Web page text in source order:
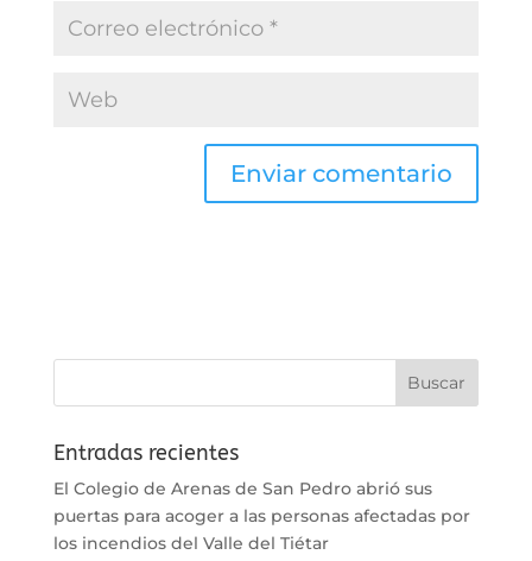
Entradas recientes
El Colegio de Arenas de San Pedro abrió sus
puertas para acoger a las personas afectadas por
los incendios del Valle del Tiétar